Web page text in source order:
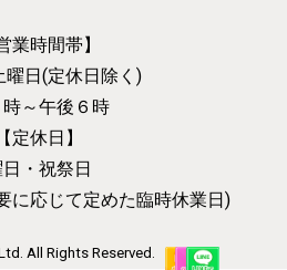
業時間帯】
曜日(定休日除く)
～午後６時
【定休日】
日・祝祭日
に応じて定めた臨時休業日)
All Rights Reserved.